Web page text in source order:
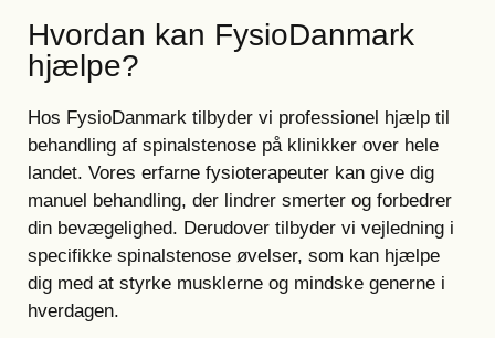
Hvordan kan FysioDanmark
hjælpe?
Hos FysioDanmark tilbyder vi professionel hjælp til
behandling af spinalstenose på klinikker over hele
landet. Vores erfarne fysioterapeuter kan give dig
manuel behandling, der lindrer smerter og forbedrer
din bevægelighed. Derudover tilbyder vi vejledning i
specifikke spinalstenose øvelser, som kan hjælpe
dig med at styrke musklerne og mindske generne i
hverdagen.